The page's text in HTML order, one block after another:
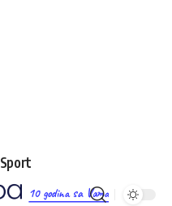
10 godina sa Vama
Sport